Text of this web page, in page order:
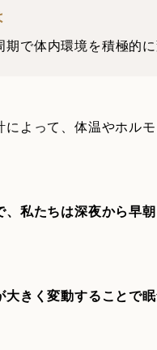
で体内環境を積極的
によって、体温やホル
、私たちは深夜から早
大きく変動することで